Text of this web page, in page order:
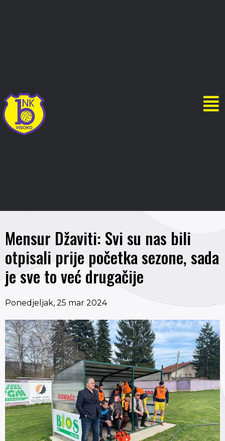
Mensur Džaviti: Svi su nas bili
otpisali prije početka sezone, sada
je sve to već drugačije
Ponedjeljak, 25 mar 2024